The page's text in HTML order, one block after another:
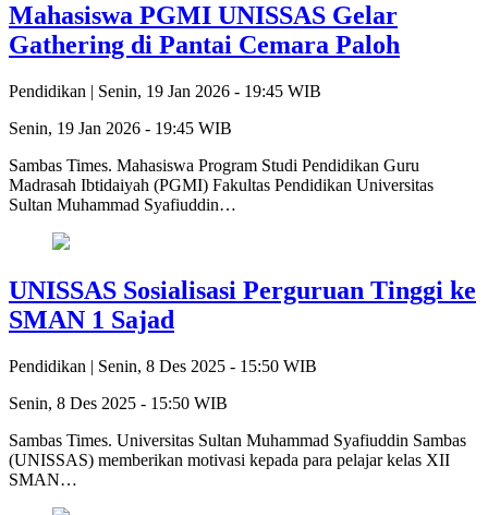
Mahasiswa PGMI UNISSAS Gelar
Gathering di Pantai Cemara Paloh
Pendidikan | Senin, 19 Jan 2026 - 19:45 WIB
Senin, 19 Jan 2026 - 19:45 WIB
Sambas Times. Mahasiswa Program Studi Pendidikan Guru
Madrasah Ibtidaiyah (PGMI) Fakultas Pendidikan Universitas
Sultan Muhammad Syafiuddin…
UNISSAS Sosialisasi Perguruan Tinggi ke
SMAN 1 Sajad
Pendidikan | Senin, 8 Des 2025 - 15:50 WIB
Senin, 8 Des 2025 - 15:50 WIB
Sambas Times. Universitas Sultan Muhammad Syafiuddin Sambas
(UNISSAS) memberikan motivasi kepada para pelajar kelas XII
SMAN…